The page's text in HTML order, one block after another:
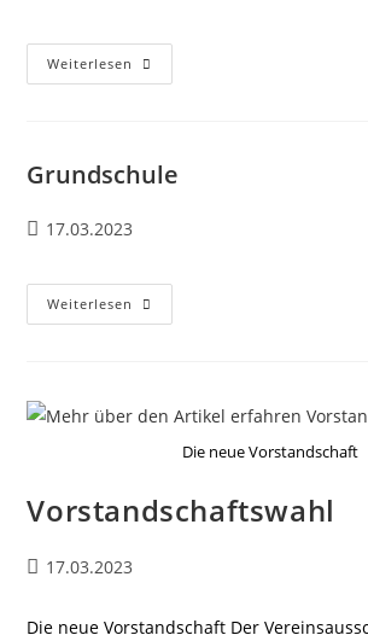
Weiterlesen
Grundschule
17.03.2023
Weiterlesen
Die neue Vorstandschaft
Vorstandschaftswahl
17.03.2023
Die neue Vorstandschaft Der